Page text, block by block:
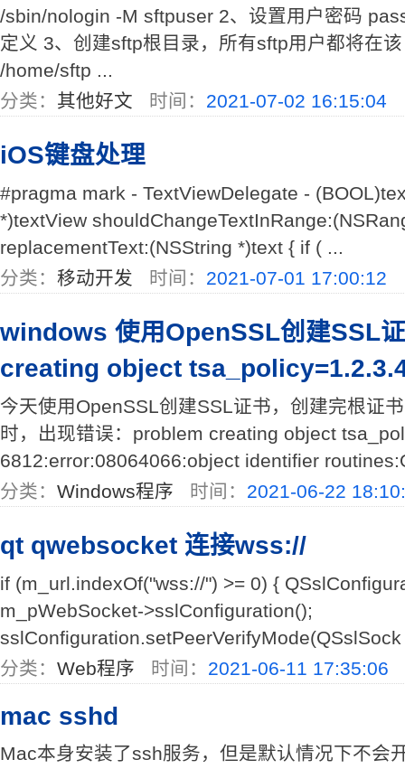
/sbin/nologin -M sftpuser 2、设置用户密码
定义 3、创建sftp根目录，所有sftp用户都将在
/home/sftp ...
分类： 其他好文 时间： 2021-07-02 16:15:04
iOS键盘处理
#pragma mark - TextViewDelegate -
*)textView
replacementText:(NSString *)text { if ( ...
分类： 移动开发 时间： 2021-07-01 17:00:12
windows 使用OpenSSL创建SSL
creating object
今天使用OpenSSL创建SSL证书，创建完根证
时，出现错误：problem creating object
6812:error:08064066:object identifier
分类： Windows程序 时间： 2021-06-22
qt qwebsocket 连接wss://
if (m_url.indexOf("wss://") >= 0) {
m_pWebSocket->sslConfiguration();
分类： Web程序 时间： 2021-06-11 17:35:06
mac sshd
Mac本身安装了ssh服务，但是默认情况下不会